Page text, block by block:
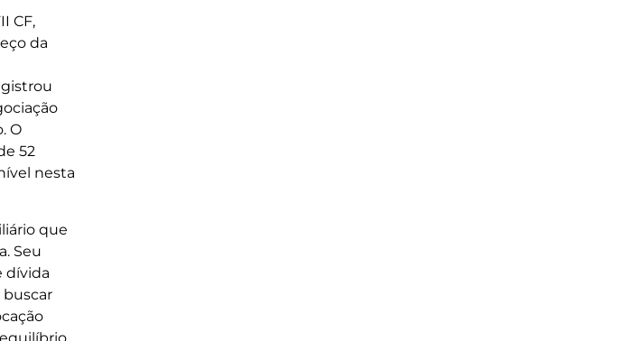
CF,
da
O
52
nesta
que
Seu
dívida
buscar